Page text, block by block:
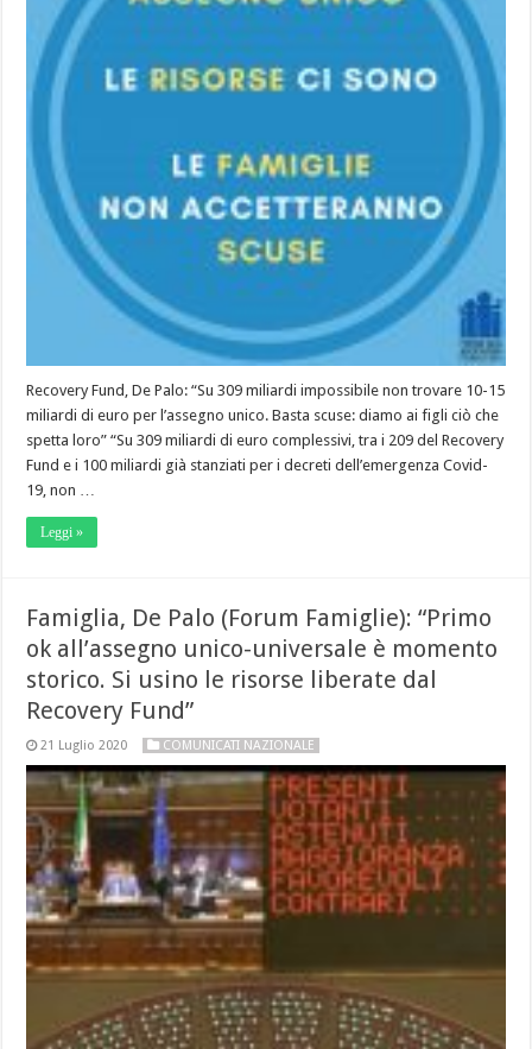
Recovery Fund, De Palo: “Su 309 miliardi impossibile non trovare 10-15
miliardi di euro per l’assegno unico. Basta scuse: diamo ai figli ciò che
spetta loro” “Su 309 miliardi di euro complessivi, tra i 209 del Recovery
Fund e i 100 miliardi già stanziati per i decreti dell’emergenza Covid-
19, non …
Leggi »
Famiglia, De Palo (Forum Famiglie): “Primo
ok all’assegno unico-universale è momento
storico. Si usino le risorse liberate dal
Recovery Fund”
21 Luglio 2020 COMUNICATI NAZIONALE